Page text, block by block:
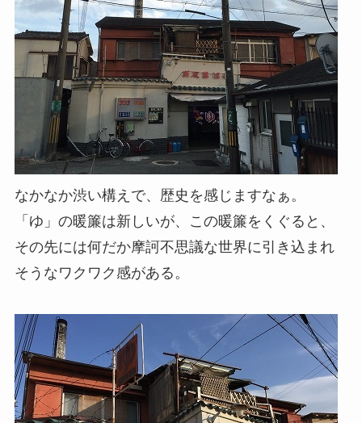
なかなか渋い構えで、歴史を感じますなぁ。
「ゆ」の暖簾は新しいが、この暖簾をくぐると、
その先には何だか摩訶不思議な世界に引き込まれ
そうなワクワク感がある。